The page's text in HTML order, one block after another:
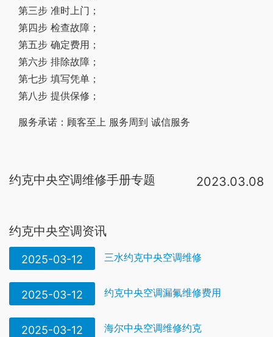
第三步 准时上门；
第四步 检查故障；
第五步 确定费用；
第六步 排除故障；
第七步 填写凭单；
第八步 提供保修；
服务承诺：顾客至上 服务周到 诚信服务
约克中央空调维修手册专题 2023.03.08
约克中央空调资讯
2025-03-12 三水约克中央空调维修
2025-03-12 约克中央空调漏氟维修费用
2025-03-12 海尔中央空调维修约克